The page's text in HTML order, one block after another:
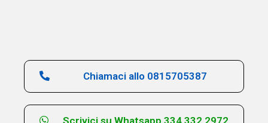
Chiamaci allo 0815705387
Scrivici su Whatsapp 334 332 2972